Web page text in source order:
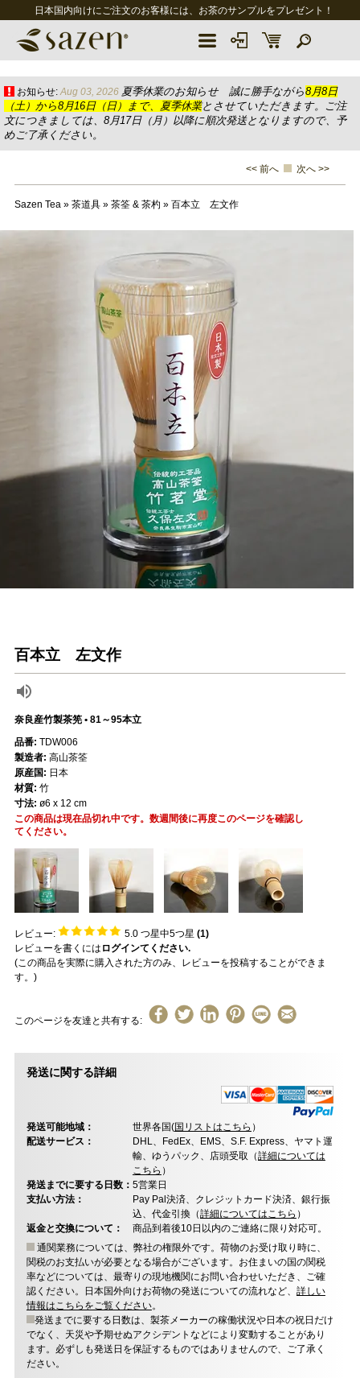
日本国内向けにご注文のお客様には、お茶のサンプルをプレゼント！
お知らせ: Aug 03, 2026 夏季休業のお知らせ 誠に勝手ながら8月8日
（土）から8月16日（日）まで、夏季休業とさせていただきます。ご注
文につきましては、8月17日（月）以降に順次発送となりますので、予
めご了承ください。
<< 前へ 次へ >>
Sazen Tea» 茶道具» 茶筌 & 茶杓 » 百本立 左文作
百本立 左文作
奈良産竹製茶筅 • 81～95本立
レビュー: 5.0つ星中5つ星 (1)
レビューを書くには ログインてください.
(この商品を実際に購入された方のみ、レビューを投稿することができま
す。)
このページを友達と共有する:
品番: TDW006
製造者: 高山茶筌
原産国: 日本
材質: 竹
寸法: ø6 x 12 cm
この商品は現在品切れ中です。数週間後に再度このページを確認し
てください。
発送に関する詳細
発送可能地域： 世界各国(国リストはこちら ）
配送サービス：
DHL、FedEx、EMS、S.F. Express、ヤマト運
輸、ゆうパック、店頭受取（詳細については
こちら ）
発送までに要する日数： 5営業日
支払い方法：
Pay Pal決済、クレジットカード決済、銀行振
込、代金引換（詳細についてはこちら ）
返金と交換について：
商品到着後10日以内のご連絡に限り対応可。
通関業務については、弊社の権限外です。荷物のお受け取り時に、
関税のお支払いが必要となる場合がございます。お住まいの国の関税
率などについては、最寄りの現地機関にお問い合わせいただき、ご確
認ください。日本国外向けお荷物の発送についての流れなど、 詳しい
情報はこちらをご覧ください。
発送までに要する日数は、製茶メーカーの稼働状況や日本の祝日だけ
でなく、天災や予期せぬアクシデントなどにより変動することがあり
ます。必ずしも発送日を保証するものではありませんので、ご了承く
ださい。